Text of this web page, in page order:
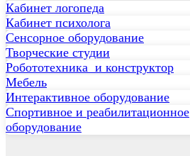
Кабинет логопеда
Кабинет психолога
Сенсорное оборудование
Творческие студии
Робототехника и конструктор
Мебель
Интерактивное оборудование
Спортивное и реабилитационное
оборудование